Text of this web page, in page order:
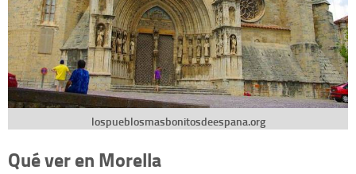
lospueblosmasbonitosdeespana.org
Qué ver en Morella